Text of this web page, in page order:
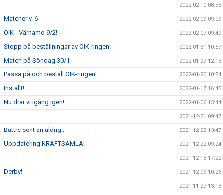
2022-02-10 08:33
Matcher v. 6 2022-02-09 09:09
OIK - Värnamo 9/2! 2022-02-07 09:49
Stopp på beställningar av OIK-ringen! 2022-01-31 10:57
Match på Söndag 30/1 2022-01-27 12:13
Passa på och beställ OIK-ringen! 2022-01-20 10:54
Inställt! 2022-01-17 16:45
Nu drar vi igång igen! 2022-01-06 15:44
2021-12-31 09:47
Bättre sent än aldrig.. 2021-12-28 13:47
Uppdatering KRAFTSAMLA! 2021-12-22 09:24
2021-12-15 17:22
Derby! 2021-12-09 10:26
2021-11-27 13:13